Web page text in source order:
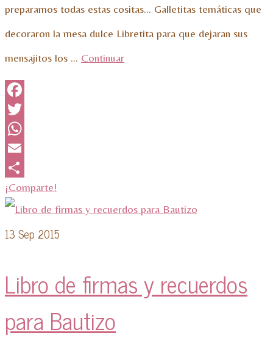
preparamos todas estas cositas… Galletitas temáticas que
decoraron la mesa dulce Libretita para que dejaran sus
mensajitos los … Continuar
Facebook
Twitter
WhatsApp
Email
¡Comparte!
13 Sep 2015
Libro de firmas y recuerdos
para Bautizo